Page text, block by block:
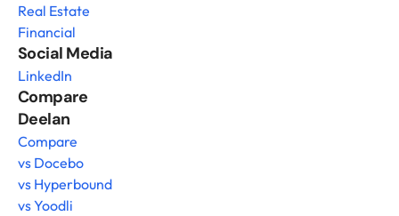
Real Estate
Financial
Social Media
LinkedIn
Compare
Deelan
Compare
vs Docebo
vs Hyperbound
vs Yoodli